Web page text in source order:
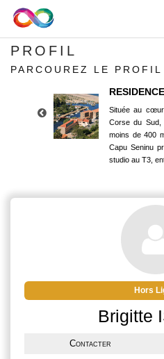
PROFIL
PARCOUREZ LE
Située au
Corse du Sud,
moins de 400
Capu Seninu
studio au T3,
Corse du
moins de 400
Capu Seninu
studio au T3,
Hors
Brigitte
Contacter